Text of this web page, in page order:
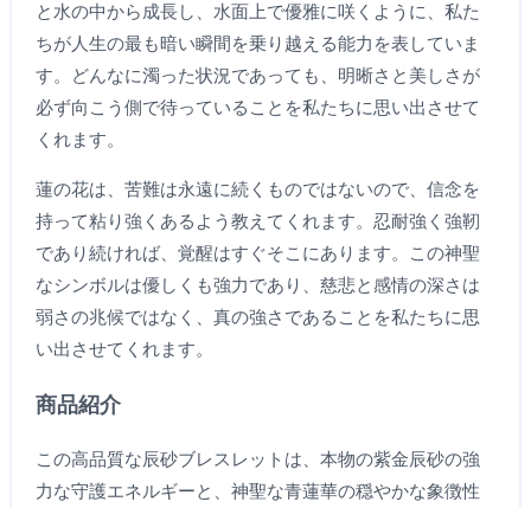
と水の中から成長し、水面上で優雅に咲くように、私た
ちが人生の最も暗い瞬間を乗り越える能力を表していま
す。どんなに濁った状況であっても、明晰さと美しさが
必ず向こう側で待っていることを私たちに思い出させて
くれます。
蓮の花は、苦難は永遠に続くものではないので、信念を
持って粘り強くあるよう教えてくれます。忍耐強く強靭
であり続ければ、覚醒はすぐそこにあります。この神聖
なシンボルは優しくも強力であり、慈悲と感情の深さは
弱さの兆候ではなく、真の強さであることを私たちに思
い出させてくれます。
商品紹介
この高品質な辰砂ブレスレットは、本物の紫金辰砂の強
力な守護エネルギーと、神聖な青蓮華の穏やかな象徴性